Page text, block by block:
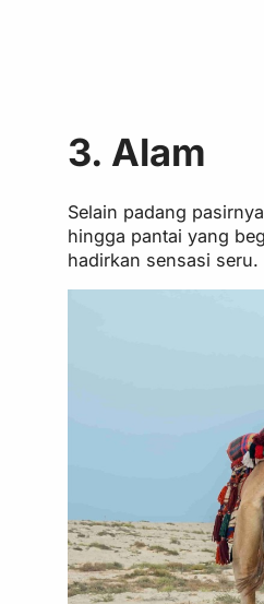
3. Alam
Selain padang
hingga pantai yang
hadirkan sensasi seru.